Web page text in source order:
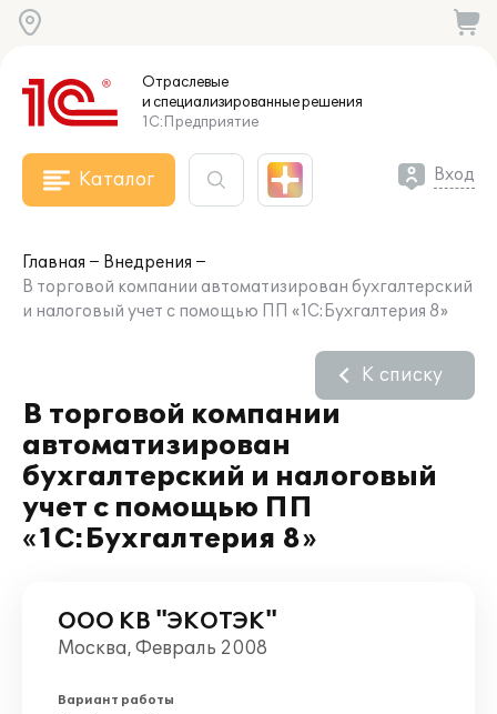
Отраслевые
и специализированныерешения
1С:Предприятие
Каталог Вход
Главная
Внедрения
В торговой компании автоматизирован бухгалтерский
и налоговый учет с помощью ПП «1С:Бухгалтерия 8»
В торговой компании
автоматизирован
бухгалтерский и налоговый
учет с помощью ПП
«1С:Бухгалтерия 8»
К списку
ООО КВ "ЭКОТЭК"
Москва, Февраль 2008
Вариант работы